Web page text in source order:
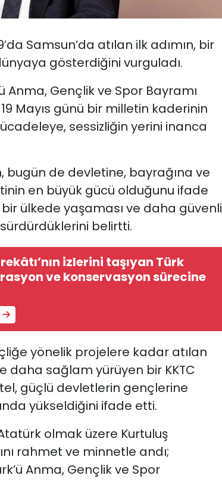
Samsun’da atılan ilk adımın, bir
gösterdiğini vurguladı.
Anma, Gençlik ve Spor Bayramı
Mayıs günü bir milletin kaderinin
sessizliğin yerini inanca
bugün de devletine, bayrağına ve
en büyük gücü olduğunu ifade
ülkede yaşaması ve daha güvenli
belirtti.
izlerini taşıyan Türk
ve konservasyon sürecine
yönelik projelere kadar atılan
daha sağlam yürüyen bir KKTC
güçlü devletlerin gençlerine
yükseldiğini ifade etti.
olmak üzere Kurtuluş
rahmet ve minnetle andı;
Anma, Gençlik ve Spor